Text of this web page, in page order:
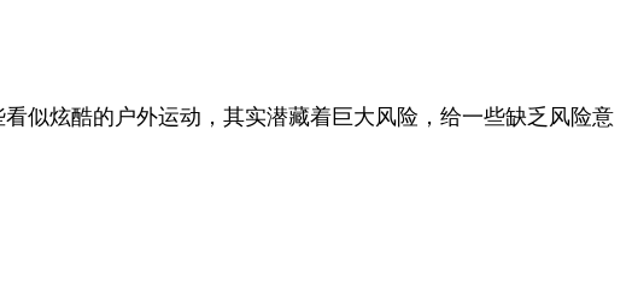
似炫酷的户外运动，其实潜藏着巨大风险，给一些缺乏风险意